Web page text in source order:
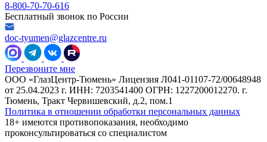
8-800-70-70-616
Бесплатный звонок по России
doc-tyumen@glazcentre.ru
Перезвоните мне
ООО «ГлазЦентр-Тюмень» Лицензия Л041-01107-72/00648948
от 25.04.2023 г. ИНН: 7203541400 ОГРН: 1227200012270. г.
Тюмень, Тракт Червишевский, д.2, пом.1
Политика в отношении обработки персональных данных
18+ имеются противопоказания, необходимо
проконсультироваться со специалистом